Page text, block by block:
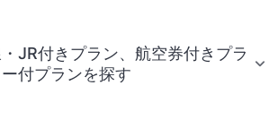
JR付きプラン、航空券付きプラ
付プランを探す